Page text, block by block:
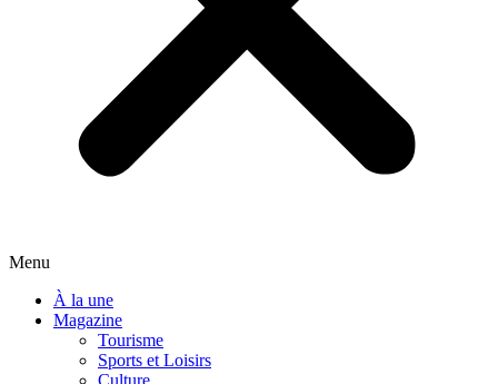
Menu
À la une
Magazine
Tourisme
Sports et Loisirs
Culture